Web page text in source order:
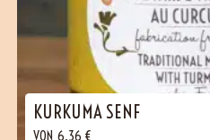
KURKUMA SENF
VON 6,36 €